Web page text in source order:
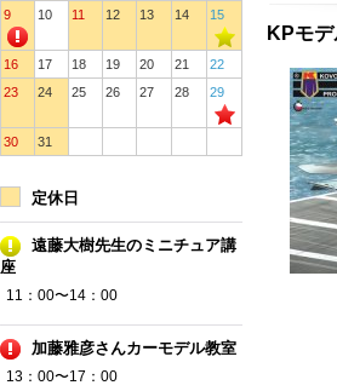
9 10 11 12 13 14 15
16 17 18 19 20 21
22
23
24 25 26 27 28 29
30 31
定休日
遠藤大樹先生のミニチュア講
座
11：00〜14：00
加藤雅彦さんカーモデル教室
13：00〜17：00
KPモ